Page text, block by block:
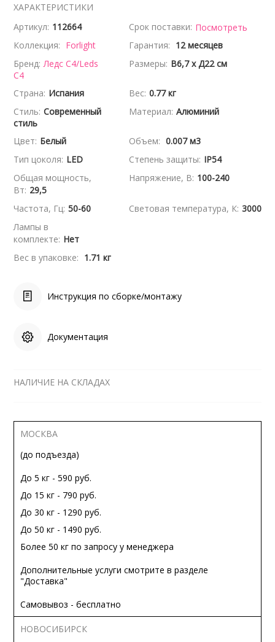
ХАРАКТЕРИСТИКИ
Артикул: 112664 Срок поставки: Посмотреть
Коллекция: Forlight Гарантия: 12 месяцев
Бренд: Ледс С4/Leds
C4
Размеры: В6,7 x Д22 см
Страна: Испания Вес: 0.77 кг
Стиль: Современный
стиль
Материал: Алюминий
Цвет: Белый Объем: 0.007 м3
Тип цоколя: LED Степень защиты: IP54
Общая мощность,
Вт: 29,5
Напряжение, В: 100-240
Частота, Гц: 50-60 Световая температура, К: 3000
Лампы в
комплекте: Нет
Вес в упаковке: 1.71 кг
Инструкция по сборке/монтажу
Документация
НАЛИЧИЕ НА СКЛАДАХ
МОСКВА
(до подъезда)
До 5 кг - 590 руб.
До 15 кг - 790 руб.
До 30 кг - 1290 руб.
До 50 кг - 1490 руб.
Более 50 кг по запросу у менеджера
Дополнительные услуги смотрите в разделе
"Доставка"
Самовывоз - бесплатно
НОВОСИБИРСК